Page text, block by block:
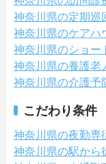
神奈川県の定期巡
神奈川県のケアハ
神奈川県のショー
神奈川県の養護老
神奈川県の介護予
こだわり条件
神奈川県の夜勤専
神奈川県の駅から